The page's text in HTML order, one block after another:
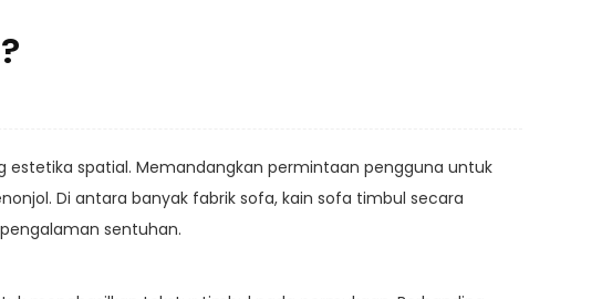
spatial. Memandangkan permintaan pengguna untuk
Di antara banyak fabrik sofa, kain sofa timbul secara
sentuhan.